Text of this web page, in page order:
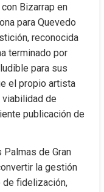
Bizarrap en
para Quevedo
reconocida
terminado por
para sus
el propio artista
de
publicación de
de Gran
la gestión
de fidelización,